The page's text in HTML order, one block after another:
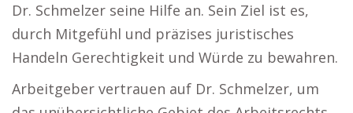
Dr. Schmelzer seine Hilfe an. Sein Ziel ist es,
durch Mitgefühl und präzises juristisches
Handeln Gerechtigkeit und Würde zu bewahren.
Arbeitgeber vertrauen auf Dr. Schmelzer, um